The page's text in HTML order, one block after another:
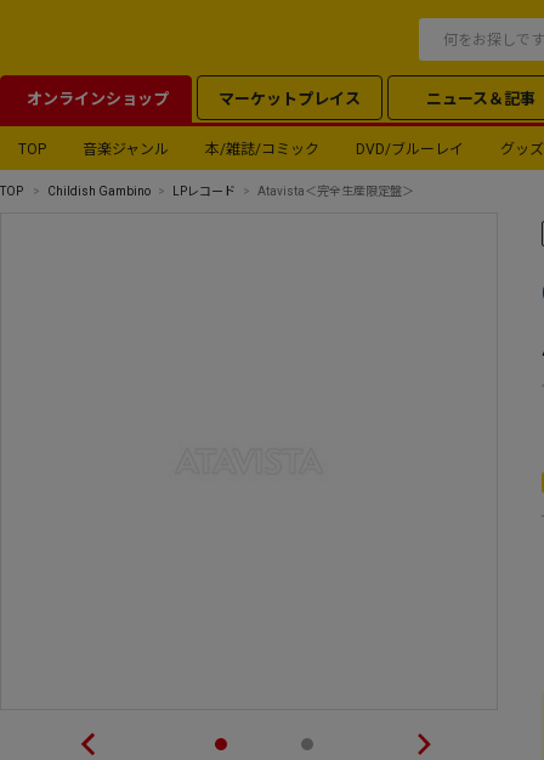
オンラインショップ マーケットプレイス ニュース＆記事
TOP 音楽ジャンル 本/雑誌/コミック DVD/ブルーレイ グッズ
TOP Childish Gambino LPレコード Atavista＜完全生産限定盤＞